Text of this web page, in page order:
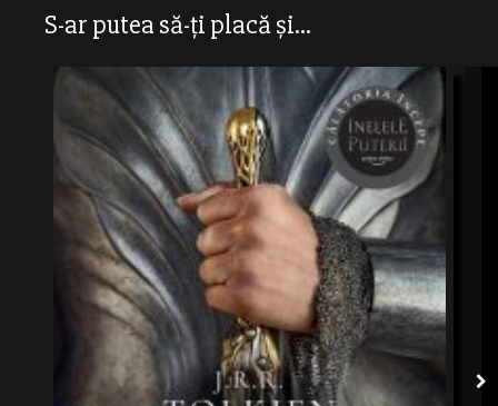
S-ar putea să-ți placă și...